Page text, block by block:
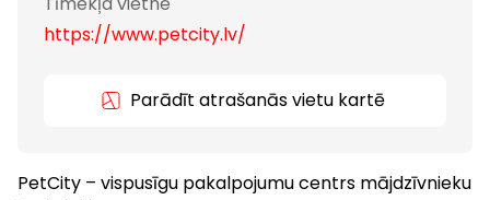
https://www.petcity.lv/
Parādīt atrašanās vietu kartē
PetCity – vispusīgu pakalpojumu centrs mājdzīvnieku